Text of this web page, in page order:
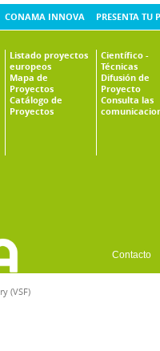
CONAMA INNOVA
Listado proyectos
europeos
Mapa de
Proyectos
Catálogo de
Proyectos
PRESENTA TU
Científico -
Técnicas
Difusión de
Proyecto
Consulta las
Contacto
(VSF)